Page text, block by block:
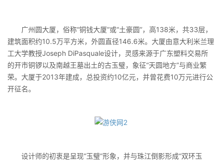
广州圆大厦，俗称“铜钱大厦”或“土豪圆”，高138米，共33层，
建筑面积约10.5万平方米，外圆直径146.6米。大厦由意大利米兰理
工大学教授Joseph DiPasquale设计，灵感来源于广东塑料交易所
的开市铜锣以及南越王墓出土的古玉璧，象征“天圆地方”与商业繁
荣。大厦于2013年建成，总投资约10亿元，并曾花费10万元进行公
开征名。
设计师的初衷是呈现“玉璧”形象，并与珠江倒影形成“双环玉